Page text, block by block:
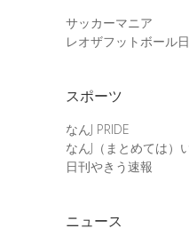
サッカーマニア
レオザフットボール
スポーツ
なんJ PRIDE
なんJ（まとめては）
日刊やきう速報
ニュース